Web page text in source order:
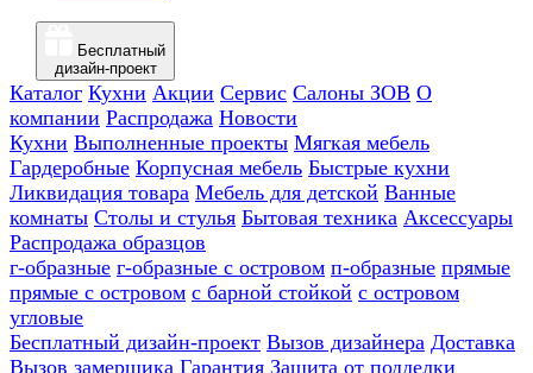
Бесплатный
дизайн-проект
Каталог Кухни Акции Сервис Салоны ЗОВ О
компании Распродажа Новости
Кухни Выполненные проекты Мягкая мебель
Гардеробные Корпусная мебель Быстрые кухни
Ликвидация товара Мебель для детской Ванные
комнаты Столы и стулья Бытовая техника Аксессуары
Распродажа образцов
г-образные г-образные с островом п-образные прямые
прямые с островом с барной стойкой с островом
угловые
Бесплатный дизайн-проект Вызов дизайнера Доставка
Вызов замерщика Гарантия Защита от подделки